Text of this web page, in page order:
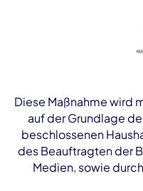
Diese Maßnahme wird
auf der Grundlage
beschlossenen
des Beauftragten der
Medien, sowie